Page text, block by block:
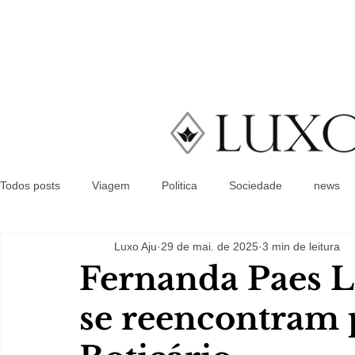
Todos posts Viagem Politica Sociedade news
Fernanda Paes
se reencontram
Luxo Aju 29 de mai. de 2025 3 min de leitura